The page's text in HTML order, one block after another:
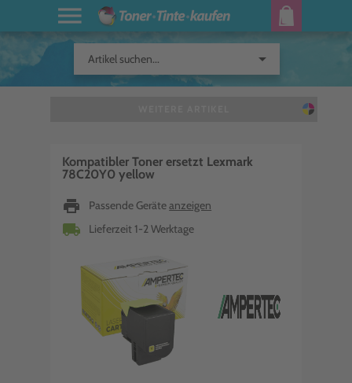
Artikel suchen... arrow_drop_down
Kompatibler Toner ersetzt Lexmark
78C20Y0 yellow
print Passende Geräteanzeigen
local_shipping Lieferzeit 1-2 Werktage